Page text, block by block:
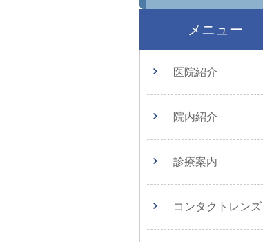
メニュー
医院紹介
院内紹介
診療案内
コンタクトレンズ